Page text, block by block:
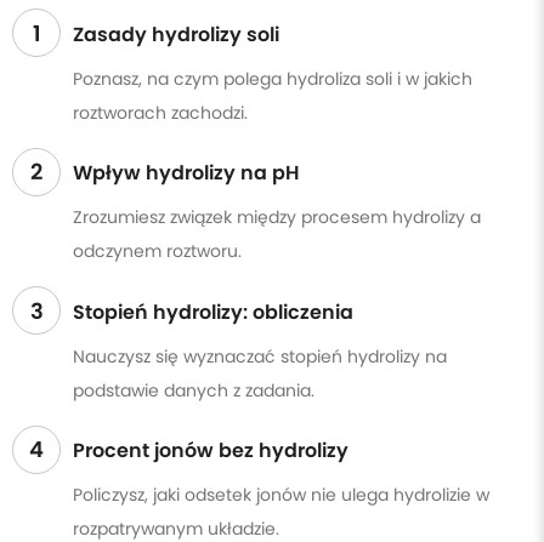
1 Zasady hydrolizy soli
Poznasz, na czym polega hydroliza soli i w jakich
roztworach zachodzi.
2 Wpływ hydrolizy na pH
Zrozumiesz związek między procesem hydrolizy a
odczynem roztworu.
3 Stopień hydrolizy: obliczenia
Nauczysz się wyznaczać stopień hydrolizy na
podstawie danych z zadania.
4 Procent jonów bez hydrolizy
Policzysz, jaki odsetek jonów nie ulega hydrolizie w
rozpatrywanym układzie.